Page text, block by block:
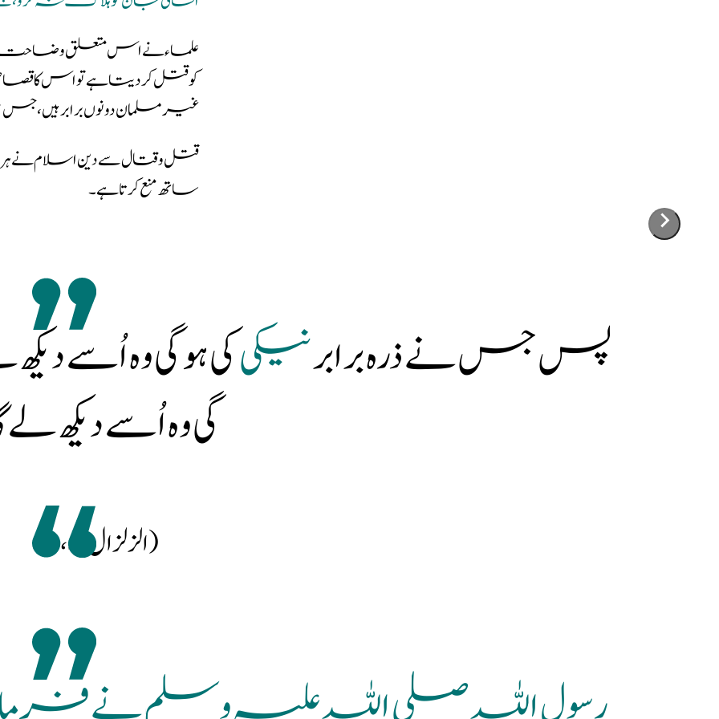
علماء نے اس متعلق وضاحت کے
کو قتل کر دیتا ہے تو اس کا
غیر مسلمان دونوں برابر
قتل و قتال سے دین اسلام نے
ساتھ منع کر تا ہے ۔
پس جس نے ذرہ برابرنیکیکی ہو گی وہ اُسے
گی وہ اُسے دیکھ لے
(الزلزال: ٧،٨)